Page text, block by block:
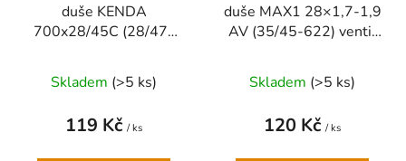
duše KENDA
700x28/45C (28/47-
Skladem (>5 ks)
119 Kč / ks
duše MAX1 28×1,7-1,9
AV (35/45-622) ventil
Skladem (>5 ks)
120 Kč / ks